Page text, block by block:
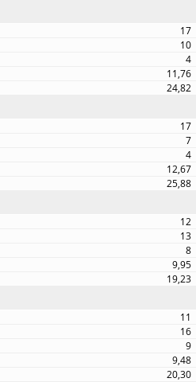
17
10
4
11,76
24,82
17
7
4
12,67
25,88
12
13
8
9,95
19,23
11
16
9
9,48
20,30